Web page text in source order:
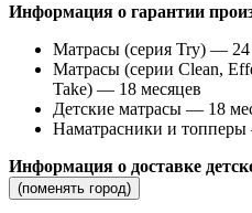
Информация о гарантии
Матрасы (серия Try) — 24
Матрасы (серии Clean,
Take) — 18 месяцев
Детские матрасы — 18
Наматрасники и
Информация о доставке
(поменять город)